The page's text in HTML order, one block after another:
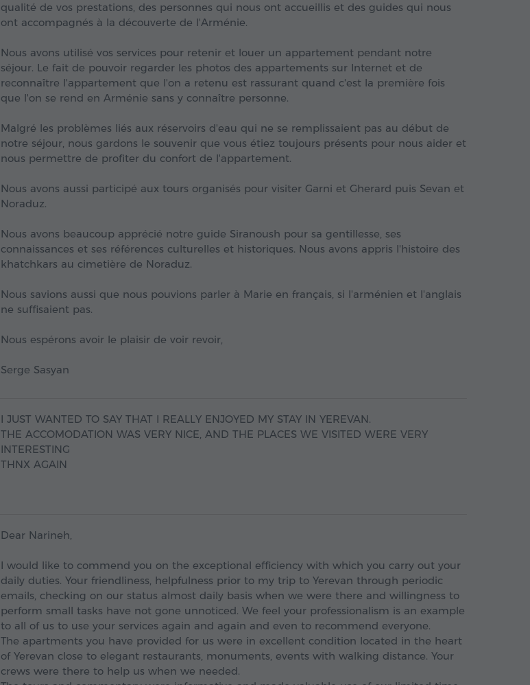
qualité de vos prestations, des personnes qui nous ont accueillis et des guides qui nous
ont accompagnés à la découverte de l'Arménie.
Nous avons utilisé vos services pour retenir et louer un appartement pendant notre
séjour. Le fait de pouvoir regarder les photos des appartements sur Internet et de
reconnaître l'appartement que l'on a retenu est rassurant quand c'est la première fois
que l'on se rend en Arménie sans y connaître personne.
Malgré les problèmes liés aux réservoirs d'eau qui ne se remplissaient pas au début de
notre séjour, nous gardons le souvenir que vous étiez toujours présents pour nous aider et
nous permettre de profiter du confort de l'appartement.
Nous avons aussi participé aux tours organisés pour visiter Garni et Gherard puis Sevan et
Noraduz.
Nous avons beaucoup apprécié notre guide Siranoush pour sa gentillesse, ses
connaissances et ses références culturelles et historiques. Nous avons appris l'histoire des
khatchkars au cimetière de Noraduz.
Nous savions aussi que nous pouvions parler à Marie en français, si l'arménien et l'anglais
ne suffisaient pas.
Nous espérons avoir le plaisir de voir revoir,
Serge Sasyan
I JUST WANTED TO SAY THAT I REALLY ENJOYED MY STAY IN YEREVAN.
THE ACCOMODATION WAS VERY NICE, AND THE PLACES WE VISITED WERE VERY
INTERESTING
THNX AGAIN
Dear Narineh,
I would like to commend you on the exceptional efficiency with which you carry out your
daily duties. Your friendliness, helpfulness prior to my trip to Yerevan through periodic
emails, checking on our status almost daily basis when we were there and willingness to
perform small tasks have not gone unnoticed. We feel your professionalism is an example
to all of us to use your services again and again and even to recommend everyone.
The apartments you have provided for us were in excellent condition located in the heart
of Yerevan close to elegant restaurants, monuments, events with walking distance. Your
crews were there to help us when we needed.